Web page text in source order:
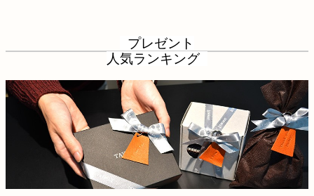
プレゼント
人気ランキング